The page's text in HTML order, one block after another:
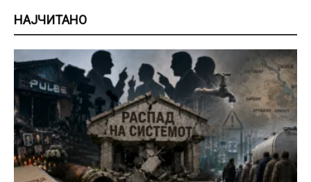
НАЈЧИТАНО